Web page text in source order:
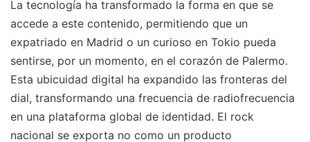
La tecnología ha transformado la forma en que se
accede a este contenido, permitiendo que un
expatriado en Madrid o un curioso en Tokio pueda
sentirse, por un momento, en el corazón de Palermo.
Esta ubicuidad digital ha expandido las fronteras del
dial, transformando una frecuencia de radiofrecuencia
en una plataforma global de identidad. El rock
nacional se exporta no como un producto